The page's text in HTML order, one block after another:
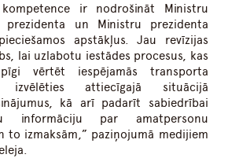
ir nodrošināt Ministru
prezidenta un Ministru prezidenta
apstākļus. Jau revīzijas
lai uzlabotu iestādes procesus, kas
vērtēt iespējamās transporta
attiecīgajā situācijā
kā arī padarīt sabiedrībai
informāciju par amatpersonu
to izmaksām,” paziņojumā medijiem